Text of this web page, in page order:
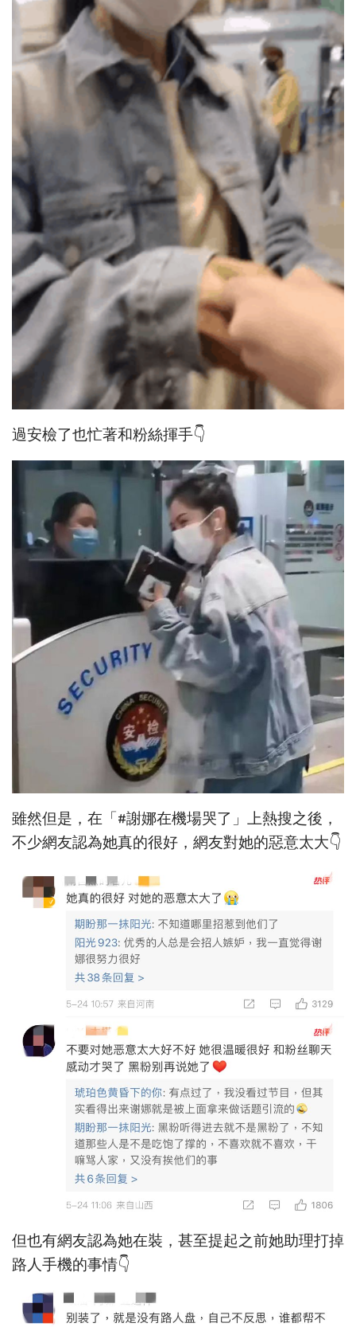
過安檢了也忙著和粉絲揮手👇
雖然但是，在「#謝娜在機場哭了」上熱搜之後，
不少網友認為她真的很好，網友對她的惡意太大👇
但也有網友認為她在裝，甚至提起之前她助理打掉
路人手機的事情👇